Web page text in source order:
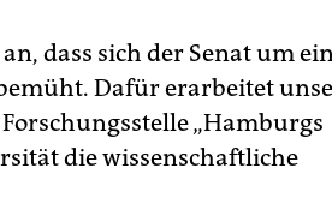
dass sich der Senat um
Dafür erarbeitet
„Hamburgs
die wissenschaftliche